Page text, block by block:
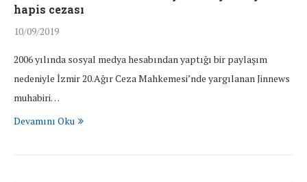
hapis cezası
10/09/2019
2006 yılında sosyal medya hesabından yaptığı bir paylaşım
nedeniyle İzmir 20.Ağır Ceza Mahkemesi’nde yargılanan Jinnews
muhabiri…
Devamını Oku